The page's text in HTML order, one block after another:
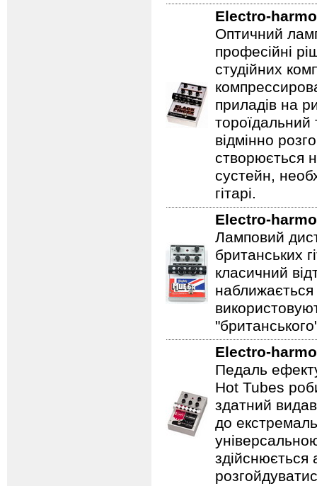
Electro-
Оптичний
професійні
студійних
приладів на
відмінно
створюється
сустейн,
гітарі.
Electro-
Ламповий
британських
класичний
Electro-
Педаль
Hot Tubes
здатний
до